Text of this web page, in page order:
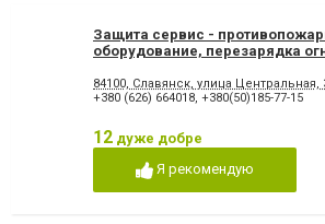
Защита сервис -
оборудование, перезарядка
84100, Славянск, улица Центральная,
+380 (626) 664018, +380(50)185-77-15
12 дуже добре
Я рекомендую